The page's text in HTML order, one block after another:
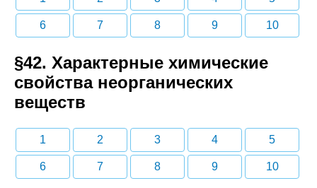
6 7 8 9 10
§42. Характерные химические
свойства неорганических
веществ
1 2 3 4 5
6 7 8 9 10